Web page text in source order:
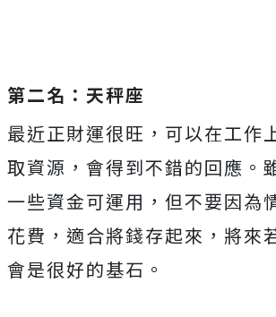
第二名：天秤座
最近正財運很旺，可以在工作
取資源，會得到不錯的回應。
一些資金可運用，但不要因為
花費，適合將錢存起來，將來
會是很好的基石。